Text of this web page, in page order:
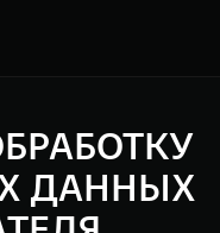
ДАННЫХ